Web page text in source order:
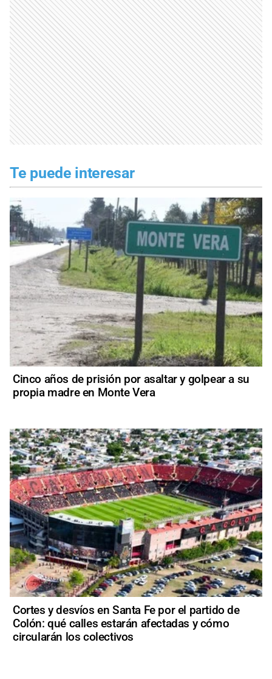
Te puede interesar
Cinco años de prisión por asaltar y golpear a su
propia madre en Monte Vera
Cortes y desvíos en Santa Fe por el partido de
Colón: qué calles estarán afectadas y cómo
circularán los colectivos